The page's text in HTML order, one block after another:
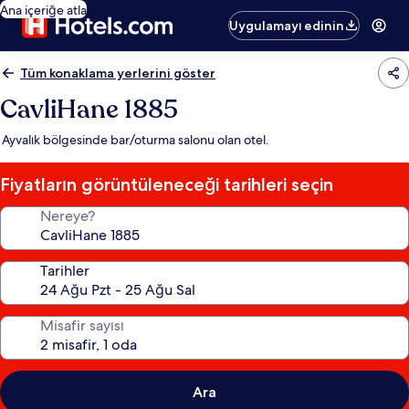
Ana içeriğe atla
Uygulamayı edinin
Tüm konaklama yerlerini göster
CavliHane 1885
Ayvalık bölgesinde bar/oturma salonu olan otel.
Fiyatların görüntüleneceği tarihleri seçin
Nereye?
Tarihler
Misafir sayısı
Ara